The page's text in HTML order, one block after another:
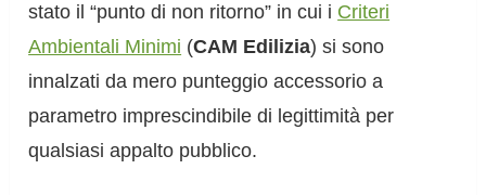
stato il “punto di non ritorno” in cui i Criteri
Ambientali Minimi (CAM Edilizia) si sono
innalzati da mero punteggio accessorio a
parametro imprescindibile di legittimità per
qualsiasi appalto pubblico.